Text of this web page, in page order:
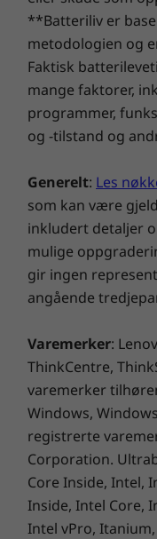
Se mer av alt
Vår IdeaPad 3
skjerm for
rundt hele FHD-
utnytter plassen
skjermoverflate
med videre
**Batteriliv er
metodologien og
Faktisk
mange faktorer,
programmer,
og -tilstand og
Generelt: Les
som kan være
inkludert detaljer
mulige
gir ingen
angående
Varemerker:
ThinkCentre,
varemerker
Windows,
registrerte
Corporation.
Core Inside, Intel,
Inside, Intel Core,
Intel vPro,